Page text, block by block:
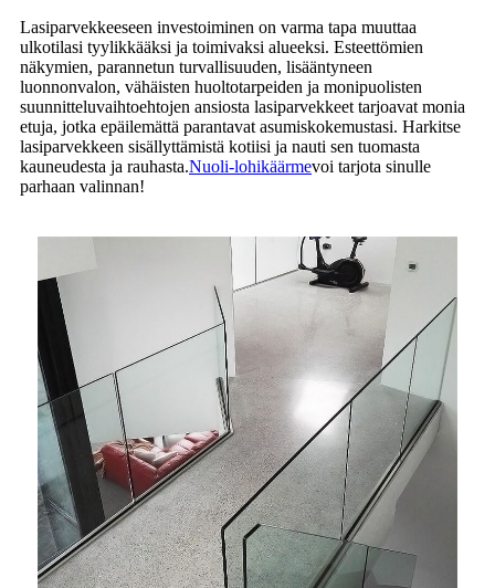
Lasiparvekkeeseen investoiminen on varma tapa muuttaa
ulkotilasi tyylikkääksi ja toimivaksi alueeksi. Esteettömien
näkymien, parannetun turvallisuuden, lisääntyneen
luonnonvalon, vähäisten huoltotarpeiden ja monipuolisten
suunnitteluvaihtoehtojen ansiosta lasiparvekkeet tarjoavat monia
etuja, jotka epäilemättä parantavat asumiskokemustasi. Harkitse
lasiparvekkeen sisällyttämistä kotiisi ja nauti sen tuomasta
kauneudesta ja rauhasta.Nuoli-lohikäärmevoi tarjota sinulle
parhaan valinnan!